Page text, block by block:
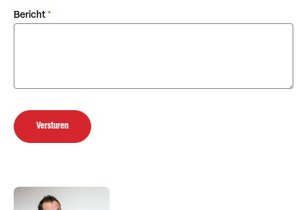
Bericht *
Versturen